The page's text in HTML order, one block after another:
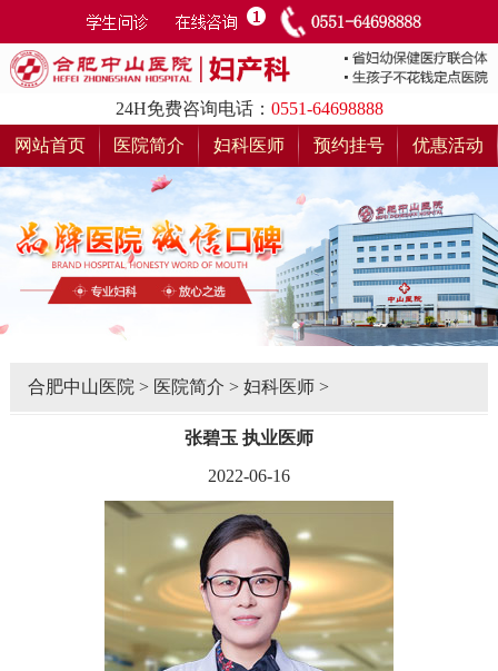
24H免费咨询电话： 0551-64698888
网站首页
医院简介 妇科医师 预约挂号 优惠活动
合肥中山医院 > 医院简介 > 妇科医师>
张碧玉 执业医师
2022-06-16